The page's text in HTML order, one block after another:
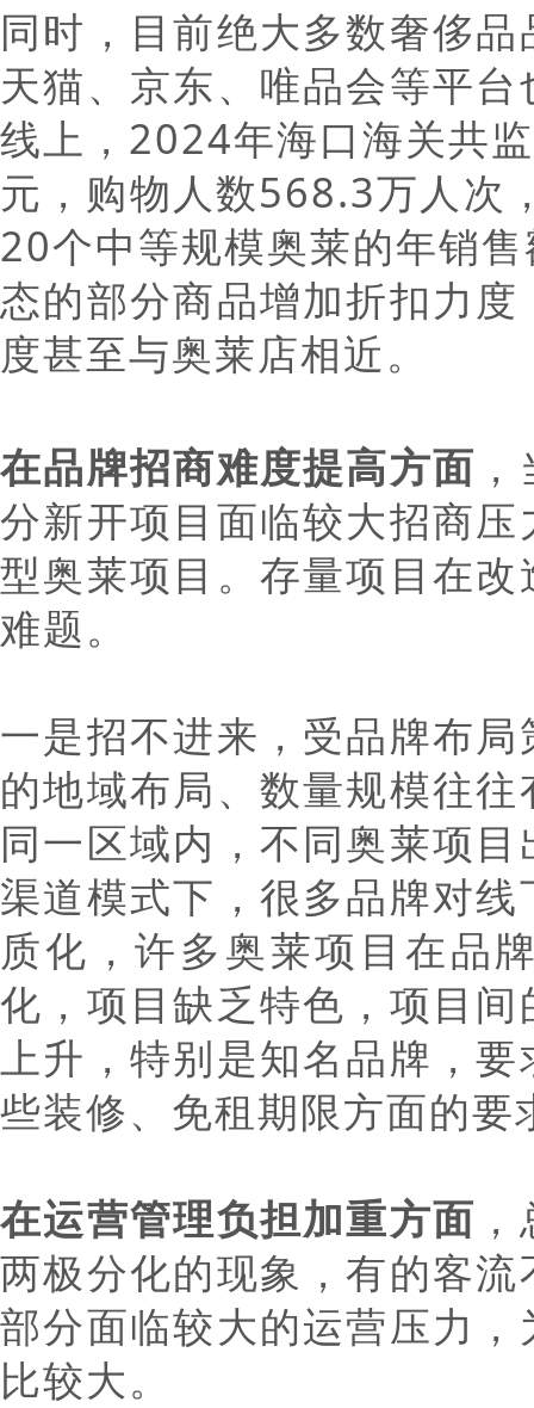
同时，目前绝大多数奢侈
天猫、京东、唯品会等平
线上，2024年海口海关共
元，购物人数568.3万人次
20个中等规模奥莱的年销
态的部分商品增加折扣力
度甚至与奥莱店相近。
在品牌招商难度提高方面
分新开项目面临较大招商
型奥莱项目。存量项目在
难题。
一是招不进来，受品牌布
的地域布局、数量规模往
同一区域内，不同奥莱项
渠道模式下，很多品牌对
质化，许多奥莱项目在品
化，项目缺乏特色，项目
上升，特别是知名品牌，
些装修、免租期限方面的要
在运营管理负担加重方面
两极分化的现象，有的客
部分面临较大的运营压力
比较大。